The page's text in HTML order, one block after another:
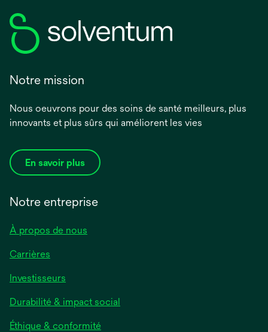
Notre mission
Nous oeuvrons pour des soins de santé meilleurs, plus
innovants et plus sûrs qui améliorent les vies
En savoir plus
Notre entreprise
À propos de nous
Carrières
Investisseurs
Durabilité & impact social
Éthique & conformité